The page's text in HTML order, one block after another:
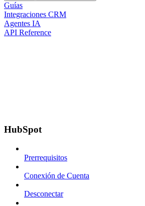
Guías
Integraciones CRM
Agentes IA
API Reference
HubSpot
Prerrequisitos
Conexión de Cuenta
Desconectar